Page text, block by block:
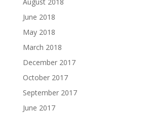
June 2018
May 2018
March 2018
December 2017
October 2017
September 2017
June 2017